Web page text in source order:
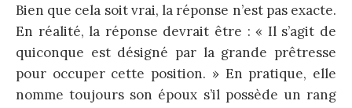
Bien que cela soit vrai, la réponse n’est pas exacte.
En réalité, la réponse devrait être : « Il s’agit de
quiconque est désigné par la grande prêtresse
pour occuper cette position. » En pratique, elle
nomme toujours son époux s’il possède un rang